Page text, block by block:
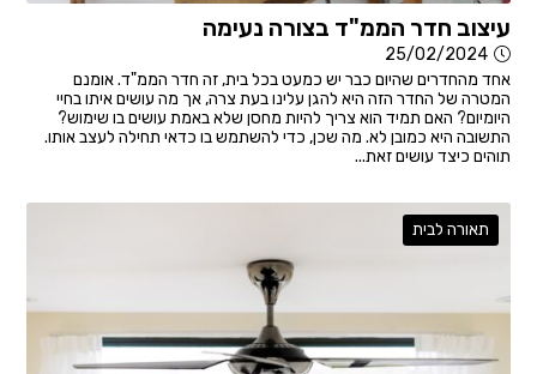
עיצוב חדר הממ"ד בצורה נעימה
25/02/2024
אחד מהחדרים שהיום כבר יש כמעט בכל בית, זה חדר הממ"ד. אומנם
המטרה של החדר הזה היא להגן עלינו בעת צרה, אך מה עושים איתו בחיי
היומיום? האם תמיד הוא צריך להיות מחסן שלא באמת עושים בו שימוש?
התשובה היא כמובן לא. מה שכן, כדי להשתמש בו כדאי תחילה לעצב אותו.
תוהים כיצד עושים זאת...
תאורה לבית